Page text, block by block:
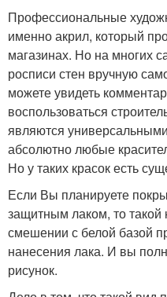
Профессиональные
именно акрил, который
магазинах. Но на многих
росписи стен вручную
можете увидеть
воспользоваться
являются
абсолютно любые
Но у таких красок есть
Если Вы планируете
защитным лаком, то
смешении с белой базой
нанесения лака. И вы
рисунок.